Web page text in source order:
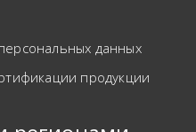
данных
продукции